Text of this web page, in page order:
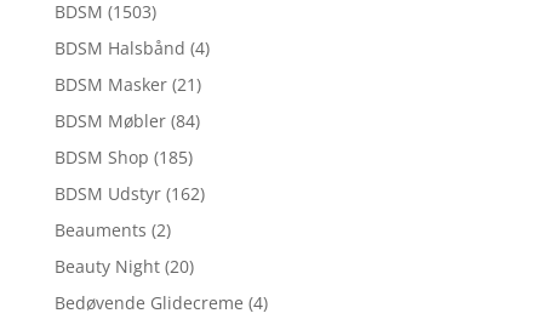
BDSM (1503)
BDSM Halsbånd (4)
BDSM Masker (21)
BDSM Møbler (84)
BDSM Shop (185)
BDSM Udstyr (162)
Beauments (2)
Beauty Night (20)
Bedøvende Glidecreme (4)